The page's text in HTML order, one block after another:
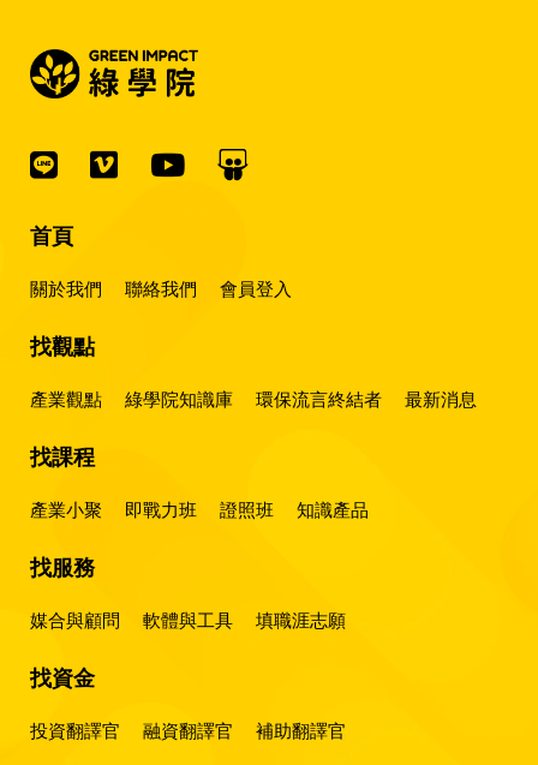
首頁
關於我們 聯絡我們 會員登入
找觀點
產業觀點 綠學院知識庫 環保流言終結者 最新消息
找課程
產業小聚 即戰力班 證照班 知識產品
找服務
媒合與顧問 軟體與工具 填職涯志願
找資金
投資翻譯官 融資翻譯官 補助翻譯官